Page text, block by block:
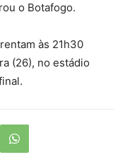
o Botafogo.
às 21h30
(26), no estádio